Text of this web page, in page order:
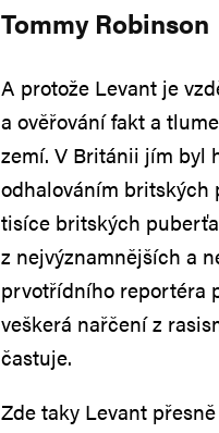
Tommy Robinson
A protože Levant je
a ověřování fakt a
zemí. V Británii jím byl
odhalováním
tisíce britských
z nejvýznamnějších a
prvotřídního reportéra
veškerá nařčení z
častuje.
Zde taky Levant